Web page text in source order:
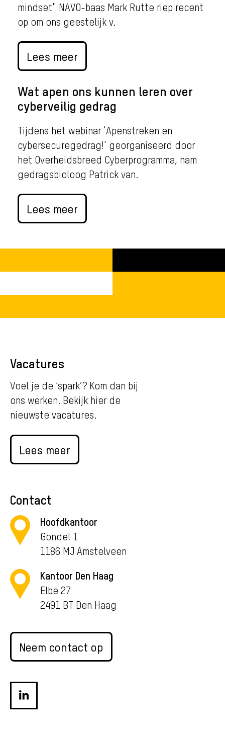
mindset" NAVO-baas Mark Rutte riep recent
op om ons geestelijk v.
Lees meer
Wat apen ons kunnen leren over
cyberveilig gedrag
Tijdens het webinar 'Apenstreken en
cybersecuregedrag!' georganiseerd door
het Overheidsbreed Cyberprogramma, nam
gedragsbioloog Patrick van.
Lees meer
Vacatures
Voel je de ‘spark’? Kom dan bij
ons werken. Bekijk hier de
nieuwste vacatures.
Lees meer
Contact
Hoofdkantoor
Gondel 1
1186 MJ Amstelveen
Kantoor Den Haag
Elbe 27
2491 BT Den Haag
Neem contact op